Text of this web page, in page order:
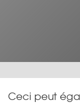
Ceci peut